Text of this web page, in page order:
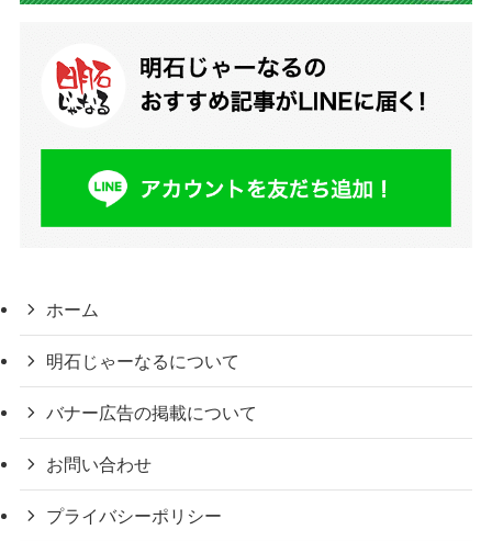
ホーム
明石じゃーなるについて
バナー広告の掲載について
お問い合わせ
プライバシーポリシー